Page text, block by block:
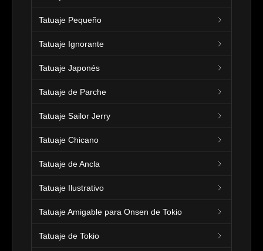
Tatuaje Pequeño
Tatuaje Ignorante
Tatuaje Japonés
Tatuaje de Parche
Tatuaje Sailor Jerry
Tatuaje Chicano
Tatuaje de Ancla
Tatuaje Ilustrativo
Tatuaje Amigable para Onsen de Tokio
Tatuaje de Tokio